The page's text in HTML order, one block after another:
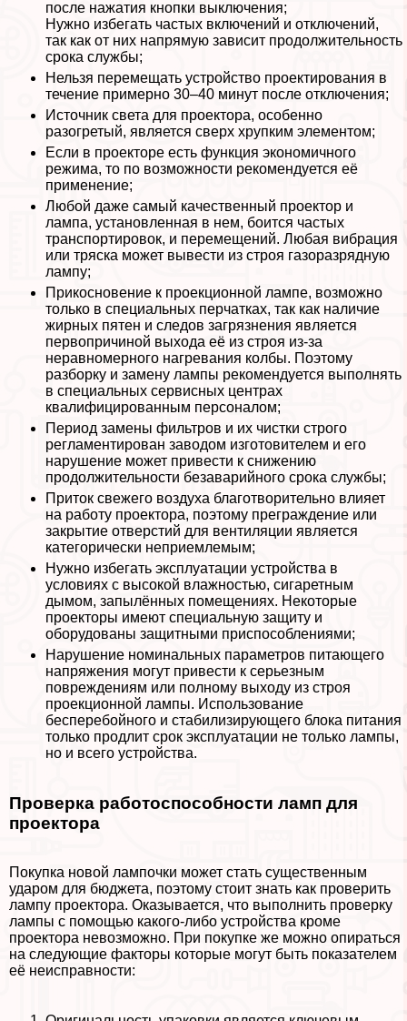
после нажатия кнопки выключения;
Нужно избегать частых включений и отключений,
так как от них напрямую зависит продолжительность
срока службы;
Нельзя перемещать устройство проектирования в
течение примерно 30–40 минут после отключения;
Источник света для проектора, особенно
разогретый, является сверх хрупким элементом;
Если в проекторе есть функция экономичного
режима, то по возможности рекомендуется её
применение;
Любой даже самый качественный проектор и
лампа, установленная в нем, боится частых
трaнcпортировок, и перемещений. Любая вибрация
или тряска может вывести из строя газоразрядную
лампу;
Прикосновение к проекционной лампе, возможно
только в специальных перчатках, так как наличие
жирных пятен и следов загрязнения является
первопричиной выхода её из строя из-за
неравномерного нагревания колбы. Поэтому
разборку и замену лампы рекомендуется выполнять
в специальных сервисных центрах
квалифицированным персоналом;
Период замены фильтров и их чистки строго
регламентирован заводом изготовителем и его
нарушение может привести к снижению
продолжительности безаварийного срока службы;
Приток свежего воздуха благотворительно влияет
на работу проектора, поэтому преграждение или
закрытие отверстий для вентиляции является
категорически неприемлемым;
Нужно избегать эксплуатации устройства в
условиях с высокой влажностью, сигаретным
дымом, запылённых помещениях. Некоторые
проекторы имеют специальную защиту и
оборудованы защитными приспособлениями;
Нарушение номинальных параметров питающего
напряжения могут привести к серьезным
повреждениям или полному выходу из строя
проекционной лампы. Использование
бесперебойного и стабилизирующего блока питания
только продлит срок эксплуатации не только лампы,
но и всего устройства.
Проверка работоспособности ламп для
проектора
Покупка новой лампочки может стать существенным
ударом для бюджета, поэтому стоит знать как проверить
лампу проектора. Оказывается, что выполнить проверку
лампы с помощью какого-либо устройства кроме
проектора невозможно. При покупке же можно опираться
на следующие факторы которые могут быть показателем
её неисправности: